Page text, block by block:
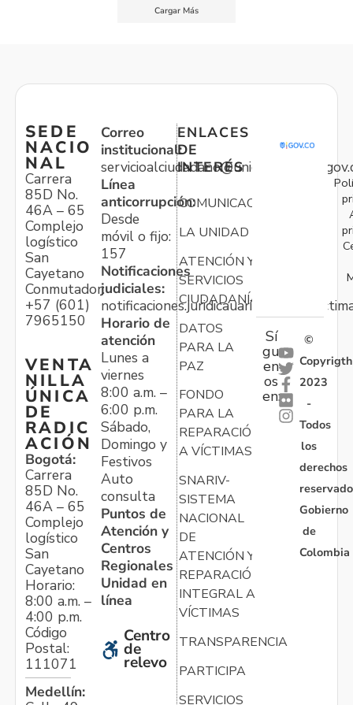
Cargar Más
SEDE
NACIO
NAL
Carrera
85D No.
46A – 65
Complejo
logístico
San
Cayetano
Conmutador:
+57 (601)
7965150
VENTA
NILLA
ÚNICA
DE
RADIC
ACIÓN
Bogotá:
Carrera
85D No.
46A – 65
Complejo
logístico
San
Cayetano
Horario:
8:00 a.m. –
4:00 p.m.
Código
Postal:
111071
Medellín:
Correo
institucional:
Línea
anticorrupción:
Desde
móvil o fijo:
157
Notificaciones
judiciales:
Horario de
atención
Lunes a
viernes
8:00 a.m. –
6:00 p.m.
Sábado,
Domingo y
Festivos
Auto
consulta
Puntos de
Atención y
Centros
Regionales
Unidad en
línea
Centro
de
relevo
ENLACES
DE
INTERÉS
COMUNICACIONES
LA UNIDAD
ATENCIÓN Y
SERVICIOS
CIUDADANÍA
DATOS
PARA LA
PAZ
FONDO
PARA LA
REPARACIÓN
A VÍCTIMAS
SNARIV-
SISTEMA
NACIONAL
DE
ATENCIÓN Y
REPARACIÓN
INTEGRAL A
VÍCTIMAS
TRANSPARENCIA
PARTICIPA
SERVICIOS
Sí
gu
en
os
en:
©
Copyrigth
2023
-
Todos
los
derechos
Gobierno
de
Colombia